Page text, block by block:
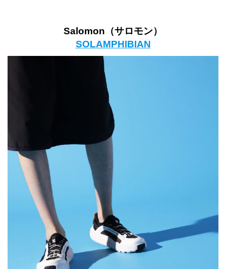
Salomon（サロモン）
SOLAMPHIBIAN